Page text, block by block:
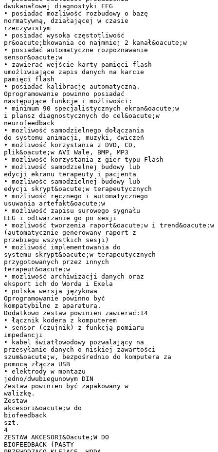
dwukanałowej diagnostyki EEG
• posiadać możliwość rozbudowy o bazę
normatywną, działającej w czasie
rzeczywistym
• posiadać wysoka częstotliwość
pr&oacute;bkowania co najmniej 2 kanał&oacute;w
• posiadać automatyczne rozpoznawanie
sensor&oacute;w
• zawierać wejście karty pamięci flash
umożliwiające zapis danych na karcie
pamięci flash
• posiadać kalibrację automatyczną.
Oprogramowanie powinno posiadać
następujące funkcje i możliwości:
• minimum 90 specjalistycznych ekran&oacute;w
i plansz diagnostycznych do cel&oacute;w
neurofeedback
• możliwość samodzielnego dołączania
do systemu animacji, muzyki, ćwiczeń
• możliwość korzystania z DVD, CD,
plik&oacute;w AVI Wale, BMP, MP3
• możliwość korzystania z gier typu Flash
• możliwość samodzielnej budowy lub
edycji ekranu terapeuty i pacjenta
• możliwość samodzielnej budowy lub
edycji skrypt&oacute;w terapeutycznych
• możliwość ręcznego i automatycznego
usuwania artefakt&oacute;w
• możliwość zapisu surowego sygnału
EEG i odtwarzanie go po sesji
• możliwość tworzenia raport&oacute;w i trend&oacute;w
(automatycznie generowany raport z
przebiegu wszystkich sesji)
• możliwość implementowania do
systemu skrypt&oacute;w terapeutycznych
przygotowanych przez innych
terapeut&oacute;w
• możliwość archiwizacji danych oraz
eksport ich do Worda i Exela
• polska wersja językowa
Oprogramowanie powinno być
kompatybilne z aparaturą.
Dodatkowo zestaw powinien zawierać:I4
• łącznik kodera z komputerem
• sensor (czujnik) z funkcją pomiaru
impedancji
• kabel światłowodowy pozwalający na
przesyłanie danych o niskiej zawartości
szum&oacute;w, bezpośrednio do komputera za
pomocą złącza USB
• elektrody w montażu
jedno/dwubiegunowym DIN
Zestaw powinien być zapakowany w
walizkę.
Zestaw
akcesori&oacute;w do
biofeedback
szt.
4
ZESTAW AKCESORI&Oacute;W DO
BIOFEEDBACK (PASTY